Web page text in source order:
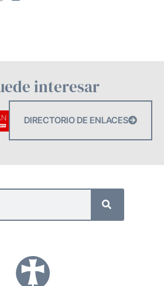
interesar
DIRECTORIO DE ENLACES